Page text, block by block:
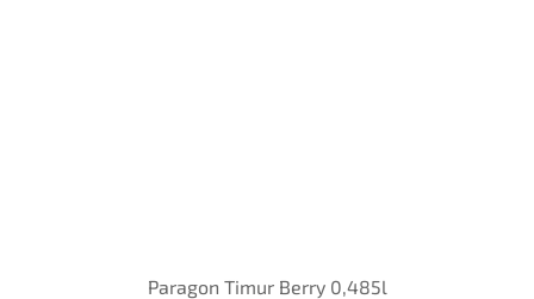
Paragon Timur Berry 0,485l